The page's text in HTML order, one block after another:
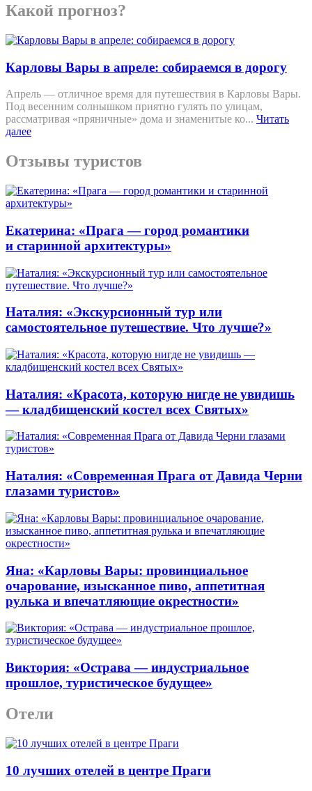
Какой прогноз?
Карловы Вары в апреле: собираемся в дорогу
Апрель — отличное время для путешествия в Карловы Вары.
Под весенним солнышком приятно гулять по улицам,
рассматривая «пряничные» дома и знаменитые ко... Читать
далее
Отзывы туристов
Екатерина: «Прага — город романтики
и старинной архитектуры»
Наталия: «Экскурсионный тур или
самостоятельное путешествие. Что лучше?»
Наталия: «Красота, которую нигде не увидишь
— кладбищенский костел всех Святых»
Наталия: «Современная Прага от Давида Черни
глазами туристов»
Яна: «Карловы Вары: провинциальное
очарование, изысканное пиво, аппетитная
рулька и впечатляющие окрестности»
Виктория: «Острава — индустриальное
прошлое, туристическое будущее»
Отели
10 лучших отелей в центре Праги